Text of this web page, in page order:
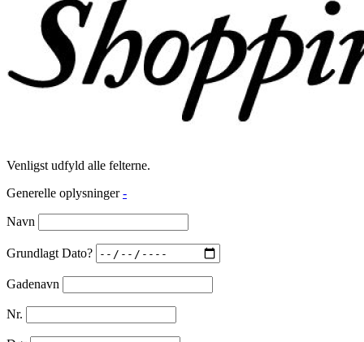
Venligst udfyld alle felterne.
Generelle oplysninger -
Navn
Grundlagt Dato?
Gadenavn
Nr.